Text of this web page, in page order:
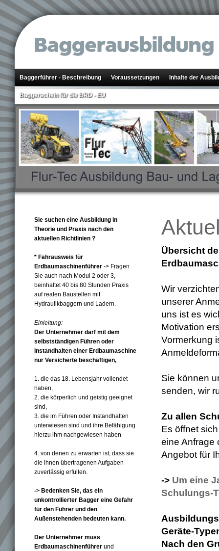
Baggerführer - Beschreibung Voraussetzungen Inhalte der
Baggerschein für die BRD - EU
Sie suchen eine Ausbildung in
Theorie und Praxis nach den
aktuellen Richtlinien ?
* Fahrausweis für
Erdbaumaschinenführer -> Fragen
Sie auch nach Modul 2 oder 3,
beinhaltet 40 bis 80 Stunden Praxis
auf realen Baustellen mit
Hydraulikbaggern und Ladern.
Einleitung:
Der Unternehmer darf mit dem
selbstständigen Führen oder
Instandhalten einer Erdbaumaschine
nur Versicherte beschäftigen,
1. die das 18. Lebensjahr vollendet
haben,
2. die körperlich und geistig geeignet
sind,
3. die im Führen oder Instandhalten
unterwiesen sind und ihre Befähigung
hierzu ihm nachgewiesen haben
4. von denen zu erwarten ist, dass sie
die ihnen übertragenen Aufgaben
zuverlässig erfüllen.
-> Bedenken Sie, das ein
unkontrollierter Bagger eine Gefahr
für den Führer und den
Außenstehenden bedeuten kann.
Der Unternehmer muss
Erdbaumaschinenführer und
Übersicht
Wir
unserer
uns ist es
Motivation
Vormerkung
Sie können
senden, wir
Zu allen
Es öffnet
eine Anfrage
Angebot für
-> Um eine
Schulungs-
Geräte-
Nach den